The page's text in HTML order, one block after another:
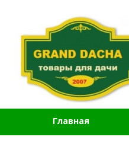
Главная